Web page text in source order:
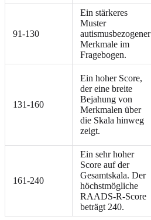
91-130
Ein stärkeres
Muster
autismusbezogener
Merkmale im
Fragebogen.
131-160
Ein hoher Score,
der eine breite
Bejahung von
Merkmalen über
die Skala hinweg
zeigt.
161-240
Ein sehr hoher
Score auf der
Gesamtskala. Der
höchstmögliche
RAADS-R-Score
beträgt 240.